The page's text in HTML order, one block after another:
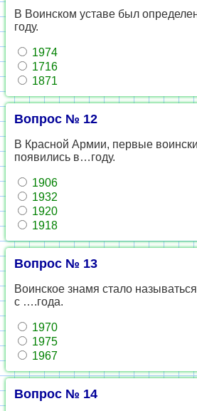
В Воинском уставе был
году.
1974
1716
1871
Вопрос № 12
В Красной Армии, первые
появились в…году.
1906
1932
1920
1918
Вопрос № 13
Воинское знамя стало
с ….года.
1970
1975
1967
Вопрос № 14